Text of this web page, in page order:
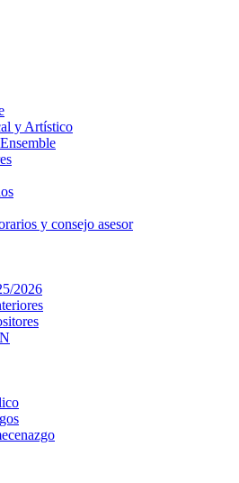
y Artístico
y consejo asesor
2026